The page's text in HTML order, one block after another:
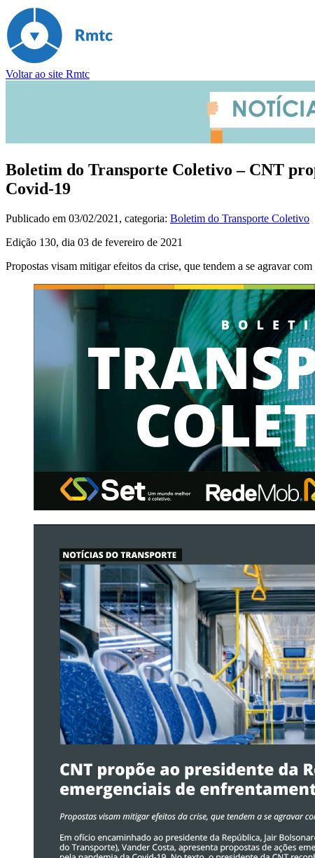
Voltar ao site Rmtc
Boletim do Transporte Coletivo – CNT
Covid-19
Publicado em 03/02/2021 , categoria: Boletim do Transporte Coletivo
Edição 130, dia 03 de fevereiro de 2021
Propostas visam mitigar efeitos da crise, que tendem a se agravar